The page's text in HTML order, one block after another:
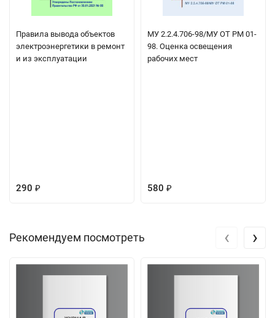
Правила вывода объектов
электроэнергетики в ремонт
и из эксплуатации
290 ₽
МУ 2.2.4.706-98/МУ ОТ РМ 01-
98. Оценка освещения
рабочих мест
580 ₽
Рекомендуем посмотреть ‹ ›